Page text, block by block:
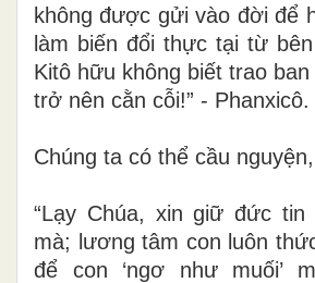
không được gửi vào đời để
làm biến đổi thực tại từ
Kitô hữu không biết trao
trở nên cằn cỗi!” - Phanxicô.
Chúng ta có thể cầu nguyện,
“Lạy Chúa, xin giữ đức tin
mà; lương tâm con luôn
để con ‘ngơ như muối’